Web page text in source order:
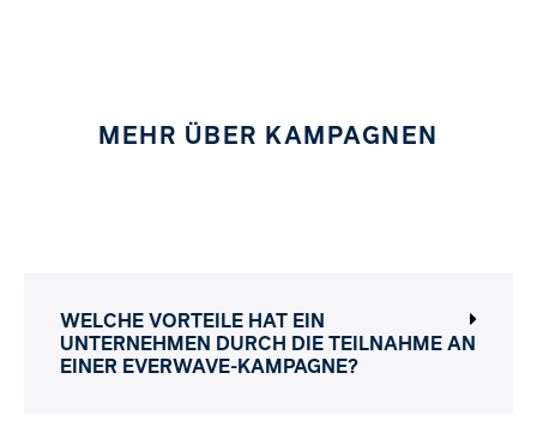
MEHR ÜBER KAMPAGNEN
WELCHE VORTEILE HAT EIN
UNTERNEHMEN DURCH DIE TEILNAHME AN
EINER EVERWAVE-KAMPAGNE?